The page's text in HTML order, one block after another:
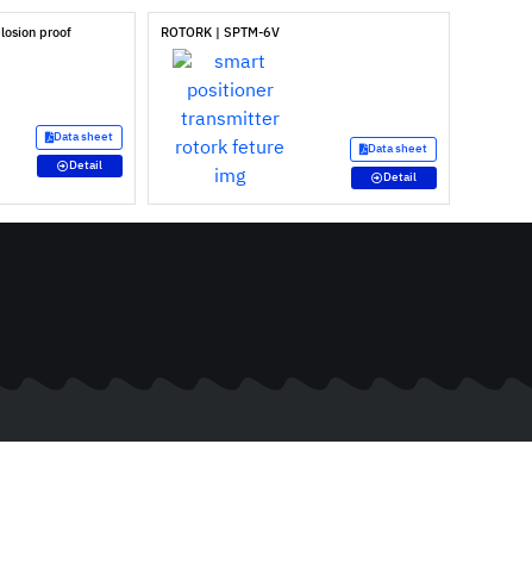
proof
Data sheet
Detail
ROTORK | SPTM-6V
Data sheet
Detail